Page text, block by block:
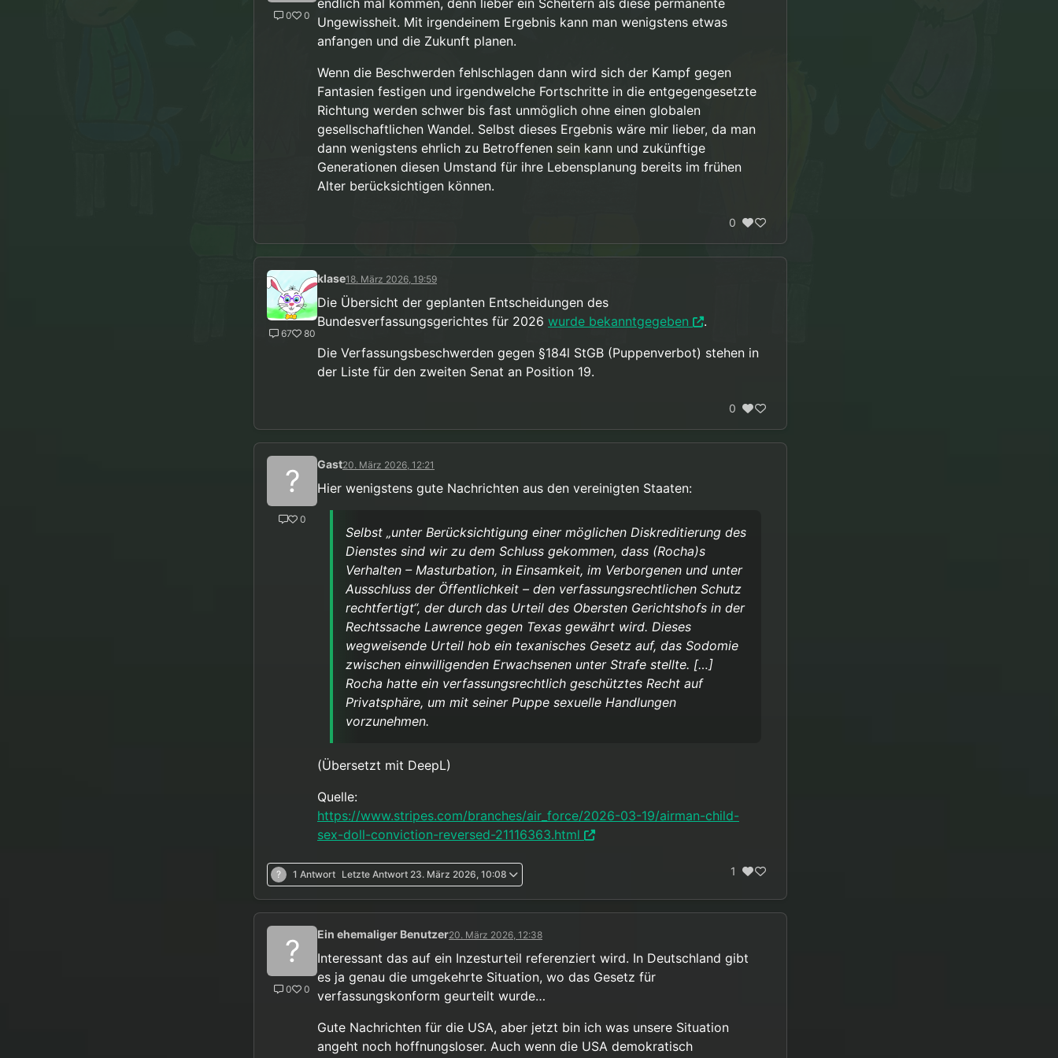
0 0
endlich mal kommen, denn lieber ein Scheitern als diese permanente
Ungewissheit. Mit irgendeinem Ergebnis kann man wenigstens etwas
anfangen und die Zukunft planen.
Wenn die Beschwerden fehlschlagen dann wird sich der Kampf gegen
Fantasien festigen und irgendwelche Fortschritte in die entgegengesetzte
Richtung werden schwer bis fast unmöglich ohne einen globalen
gesellschaftlichen Wandel. Selbst dieses Ergebnis wäre mir lieber, da man
dann wenigstens ehrlich zu Betroffenen sein kann und zukünftige
Generationen diesen Umstand für ihre Lebensplanung bereits im frühen
Alter berücksichtigen können.
0
67 80
klase18. März 2026, 19:59
Die Übersicht der geplanten Entscheidungen des
Bundesverfassungsgerichtes für 2026 wurde bekanntgegeben
.
Die Verfassungsbeschwerden gegen §184l StGB (Puppenverbot) stehen in
der Liste für den zweiten Senat an Position 19.
0
?
0
Gast20. März 2026, 12:21
Hier wenigstens gute Nachrichten aus den vereinigten Staaten:
Selbst „unter Berücksichtigung einer möglichen Diskreditierung des
Dienstes sind wir zu dem Schluss gekommen, dass (Rocha)s
Verhalten – Masturbation, in Einsamkeit, im Verborgenen und unter
Ausschluss der Öffentlichkeit – den verfassungsrechtlichen Schutz
rechtfertigt“, der durch das Urteil des Obersten Gerichtshofs in der
Rechtssache Lawrence gegen Texas gewährt wird. Dieses
wegweisende Urteil hob ein texanisches Gesetz auf, das Sodomie
zwischen einwilligenden Erwachsenen unter Strafe stellte. […]
Rocha hatte ein verfassungsrechtlich geschütztes Recht auf
Privatsphäre, um mit seiner Puppe sexuelle Handlungen
vorzunehmen.
(Übersetzt mit DeepL)
Quelle:
https://www.stripes.com/branches/air_force/2026-03-19/airman-child-
sex-doll-conviction-reversed-21116363.html
? 1 Antwort Letzte Antwort 23. März 2026, 10:08 1
?
0 0
Ein ehemaliger Benutzer20. März 2026, 12:38
Interessant das auf ein Inzesturteil referenziert wird. In Deutschland gibt
es ja genau die umgekehrte Situation, wo das Gesetz für
verfassungskonform geurteilt wurde…
Gute Nachrichten für die USA, aber jetzt bin ich was unsere Situation
angeht noch hoffnungsloser. Auch wenn die USA demokratisch